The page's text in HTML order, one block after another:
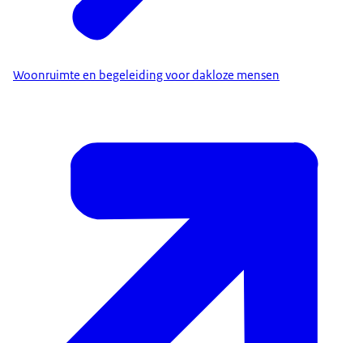
Woonruimte en begeleiding voor dakloze mensen